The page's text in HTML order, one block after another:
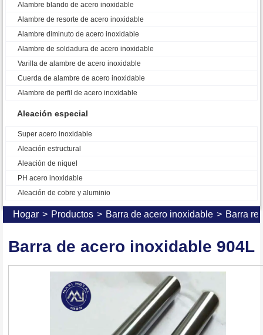
Alambre blando de acero inoxidable
Alambre de resorte de acero inoxidable
Alambre diminuto de acero inoxidable
Alambre de soldadura de acero inoxidable
Varilla de alambre de acero inoxidable
Cuerda de alambre de acero inoxidable
Alambre de perfil de acero inoxidable
Aleación especial
Super acero inoxidable
Aleación estructural
Aleación de niquel
PH acero inoxidable
Aleación de cobre y aluminio
Hogar > Productos > Barra de acero inoxidable > Barra
Barra de acero inoxidable 904L